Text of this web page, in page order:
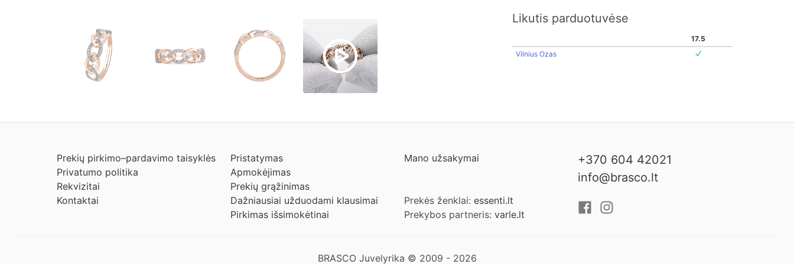
Likutis parduotuvėse
17.5
Vilnius Ozas
Prekių pirkimo–pardavimo taisyklės
Privatumo politika
Rekvizitai
Kontaktai
Pristatymas
Apmokėjimas
Prekių grąžinimas
Dažniausiai užduodami klausimai
Pirkimas išsimokėtinai
Mano užsakymai
Prekės ženklai: essenti.lt
Prekybos partneris: varle.lt
+370 604 42021
info@brasco.lt
BRASCO Juvelyrika © 2009 - 2026